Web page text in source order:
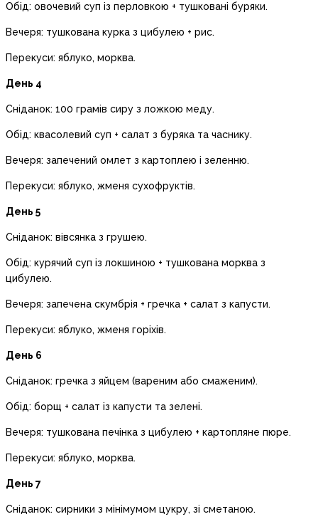
Обід: овочевий суп із перловкою + тушковані буряки.
Вечеря: тушкована курка з цибулею + рис.
Перекуси: яблуко, морква.
День 4
Сніданок: 100 грамів сиру з ложкою меду.
Обід: квасолевий суп + салат з буряка та часнику.
Вечеря: запечений омлет з картоплею і зеленню.
Перекуси: яблуко, жменя сухофруктів.
День 5
Сніданок: вівсянка з грушею.
Обід: курячий суп із локшиною + тушкована морква з
цибулею.
Вечеря: запечена скумбрія + гречка + салат з капусти.
Перекуси: яблуко, жменя горіхів.
День 6
Сніданок: гречка з яйцем (вареним або смаженим).
Обід: борщ + салат із капусти та зелені.
Вечеря: тушкована печінка з цибулею + картопляне пюре.
Перекуси: яблуко, морква.
День 7
Сніданок: сирники з мінімумом цукру, зі сметаною.